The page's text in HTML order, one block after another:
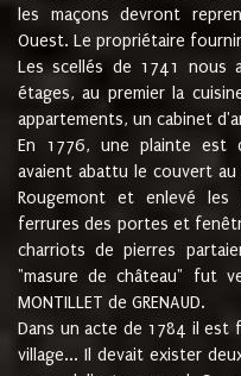
les maçons devront
Ouest. Le propriétaire
Les scellés de 1741 nous
étages, au premier la
appartements, un cabinet
En 1776, une plainte est
avaient abattu le couvert
Rougemont et enlevé les
ferrures des portes et
charriots de pierres
"masure de château" fut
MONTILLET de GRENAUD.
Dans un acte de 1784 il
village... Il devait exister